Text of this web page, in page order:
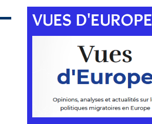
VUES D'EUROPE